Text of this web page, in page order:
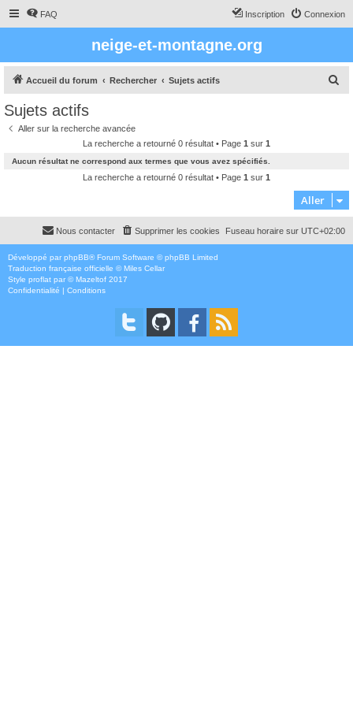
FAQ Connexion
Inscription
neige-et-montagne.org
Accueil du forum Rechercher Sujets actifs
c
h
e
Sujets actifs
Aller sur la recherche avancée
La recherche a retourné 0 résultat • Page 1 sur 1
Aucun résultat ne correspond aux termes que vous avez spécifiés.
La recherche a retourné 0 résultat • Page 1 sur 1
Aller
Fuseau horaire sur UTC+02:00
Supprimer les cookies
Nous contacter
Développé par phpBB® Forum Software © phpBB Limited
Traduction française officielle ©Miles Cellar
Style proflat par ©Mazeltof 2017
Confidentialité | Conditions